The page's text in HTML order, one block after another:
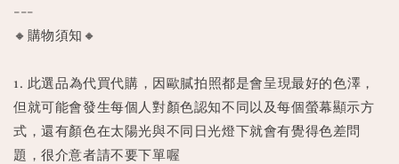
---
🔸購物須知🔸
1. 此選品為代買代購，因歐膩拍照都是會呈現最好的色澤，
但就可能會發生每個人對顏色認知不同以及每個螢幕顯示方
式，還有顏色在太陽光與不同日光燈下就會有覺得色差問
題，很介意者請不要下單喔